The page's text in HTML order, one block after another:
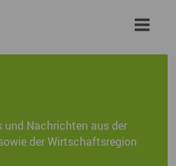
Nachrichten aus der
der Wirtschaftsregion